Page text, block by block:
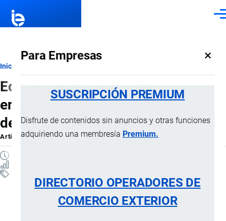
Para Empresas ×
SUSCRIPCIÓN PREMIUM
Disfrute de contenidos sin anuncios y otras funciones
adquiriendo una membresía Premium.
DIRECTORIO OPERADORES DE
COMERCIO EXTERIOR
Ruta
de
navegación
Inicio
Ecuador enfrenta un riesgo
energético estructural por la caída
de la exploración petrolera
ArtículoporJaime Mise, 18 Mayo, 2026
Actualidad